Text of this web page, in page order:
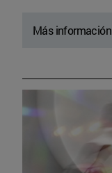
Más información